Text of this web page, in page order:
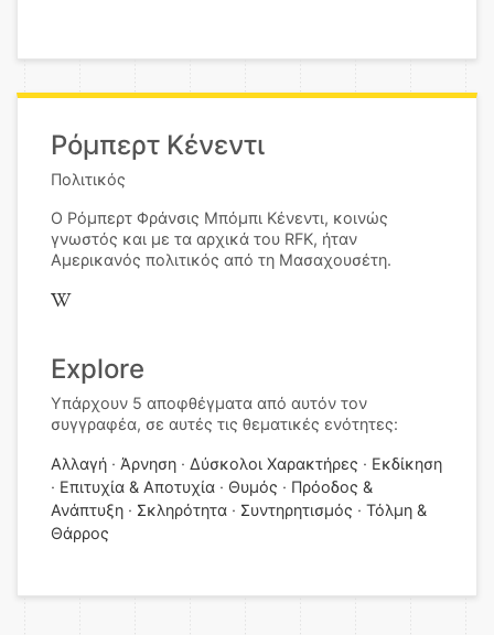
Ρόμπερτ Κένεντι
Πολιτικός
Ο Ρόμπερτ Φράνσις Μπόμπι Κένεντι, κοινώς
γνωστός και με τα αρχικά του RFK, ήταν
Αμερικανός πολιτικός από τη Μασαχουσέτη.
Explore
Υπάρχουν 5 αποφθέγματα από αυτόν τον
συγγραφέα, σε αυτές τις θεματικές ενότητες:
Αλλαγή Άρνηση Δύσκολοι Χαρακτήρες
Εκδίκηση
Επιτυχία & Αποτυχία
Θυμός
Πρόοδος &
Ανάπτυξη
Σκληρότητα Συντηρητισμός
Τόλμη &
Θάρρος